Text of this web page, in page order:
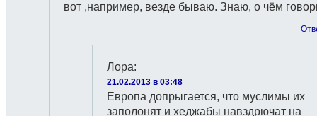
вот ,например, везде бываю. Знаю, о чём
Лора:
21.02.2013 в 03:48
Европа допрыгается, что муслимы их
заполонят и хеджабы навздрючат на